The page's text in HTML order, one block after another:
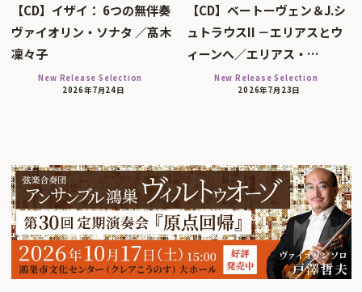
【CD】イザイ： 6つの無伴奏
ヴァイオリン・ソナタ ／髙木
凜々子
New Release Selection
2026年7月24日
【CD】ベートーヴェン＆J.シ
ュトラウスII －エリアスとウ
ィーンへ／エリアス・…
New Release Selection
2026年7月23日